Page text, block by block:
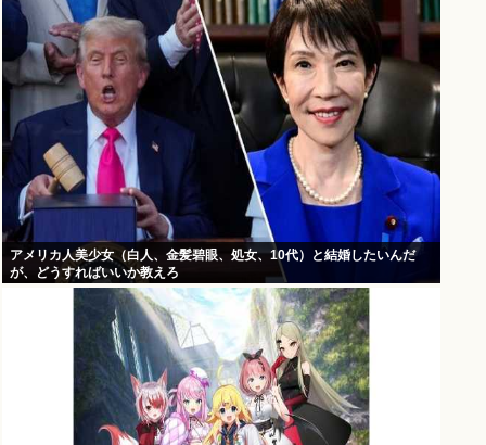
アメリカ人美少女（白人、金髪碧眼、処女、10代）と結婚したいんだ
が、どうすればいいか教えろ